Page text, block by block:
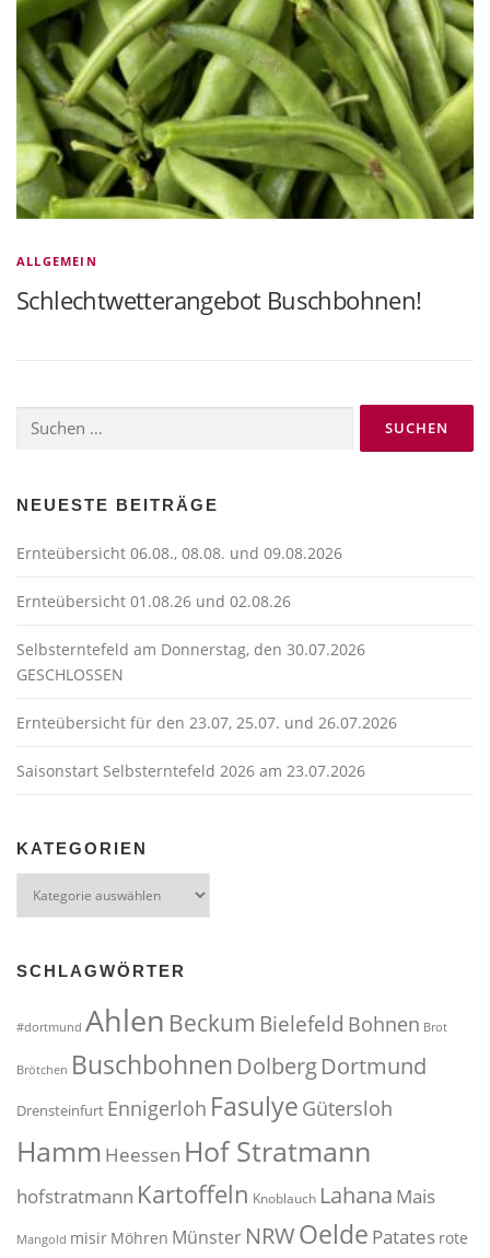
ALLGEMEIN
Schlechtwetterangebot Buschbohnen!
nach:
NEUESTE BEITRÄGE
Ernteübersicht 06.08., 08.08. und 09.08.2026
Ernteübersicht 01.08.26 und 02.08.26
Selbsterntefeld am Donnerstag, den 30.07.2026
GESCHLOSSEN
Ernteübersicht für den 23.07, 25.07. und 26.07.2026
Saisonstart Selbsterntefeld 2026 am 23.07.2026
KATEGORIEN
SCHLAGWÖRTER
#dortmund Ahlen Beckum Bielefeld Bohnen Brot
Brötchen Buschbohnen DolbergDortmund
Drensteinfurt Ennigerloh Fasulye Gütersloh
Hamm Heessen Hof Stratmann
hofstratmann Kartoffeln Knoblauch Lahana Mais
Mangold misir Möhren Münster NRWOelde Patates rote